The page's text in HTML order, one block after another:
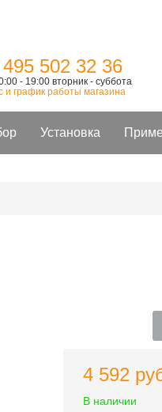
502 32 36
- 19:00 вторник - суббота
и график работы магазина
Установка
4 592
В наличии